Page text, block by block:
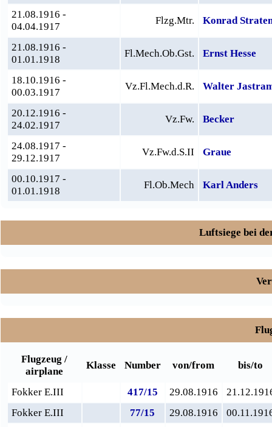
21.08.1916 -
04.04.1917
Flzg.Mtr. Konrad
21.08.1916 -
01.01.1918
Fl.Mech.Ob.Gst. Ernst Hesse
18.10.1916 -
00.03.1917
Vz.Fl.Mech.d.R. Walter
20.12.1916 -
24.02.1917
Vz.Fw. Becker
24.08.1917 -
29.12.1917
Vz.Fw.d.S.II Graue
00.10.1917 -
01.01.1918
Fl.Ob.Mech Karl Anders
Luftsiege bei
Flugzeug /
airplane
Klasse Number von/from bis/to
Fokker E.III 417/15 29.08.1916
Fokker E.III
77/15 29.08.1916